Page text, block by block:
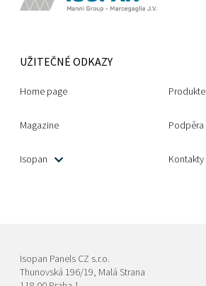
UŽITEČNÉ ODKAZY
Home page Produkte
Magazine Podpěra
Isopan Kontakty
Isopan Panels CZ s.r.o.
Thunovská 196/19, Malá Strana